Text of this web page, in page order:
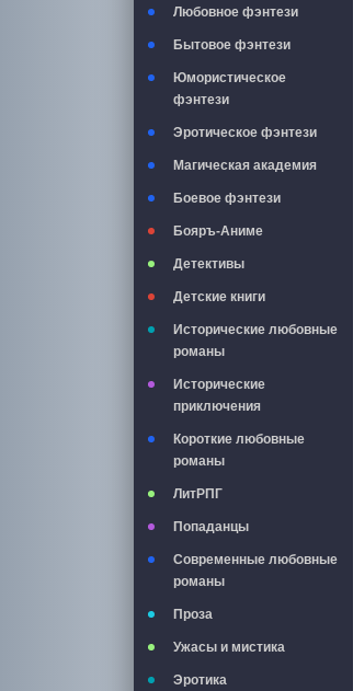
Любовное фэнтези
Бытовое фэнтези
Юмористическое
фэнтези
Эротическое фэнтези
Магическая академия
Боевое фэнтези
Бояръ-Аниме
Детективы
Детские книги
Исторические любовные
романы
Исторические
приключения
Короткие любовные
романы
ЛитРПГ
Попаданцы
Современные любовные
романы
Проза
Ужасы и мистика
Эротика